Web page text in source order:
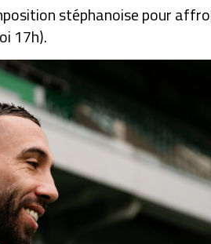
stéphanoise pour
17h).